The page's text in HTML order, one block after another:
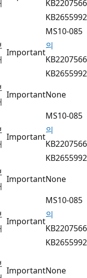
KB2207566
KB2655992
Important
MS10-085
의
KB2207566
KB2655992
ImportantNone
Important
MS10-085
의
KB2207566
KB2655992
ImportantNone
Important
MS10-085
의
KB2207566
KB2655992
ImportantNone